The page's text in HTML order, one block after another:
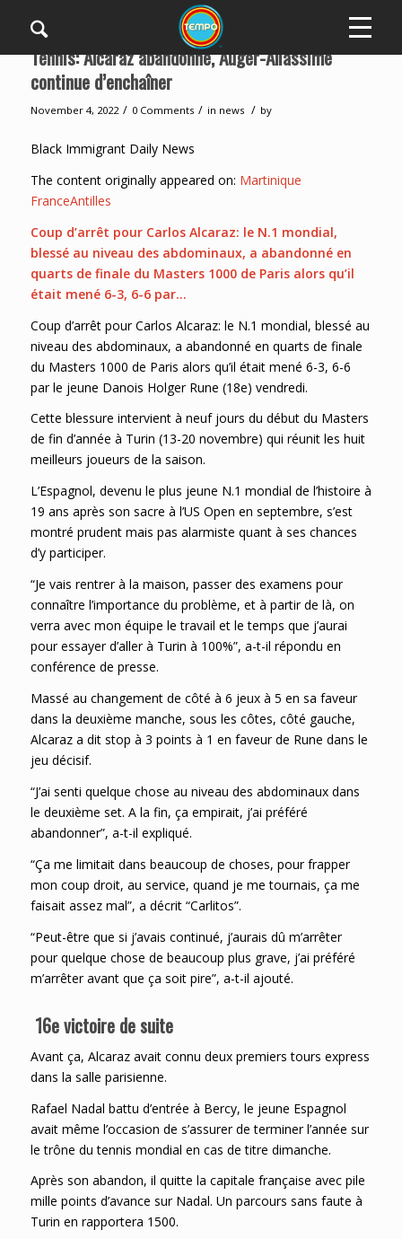
Tennis: Alcaraz abandonne, Auger-Aliassime
continue d’enchaîner
November 4, 2022 / 0 Comments / in news / by
Black Immigrant Daily News
The content originally appeared on: Martinique
FranceAntilles
Coup d’arrêt pour Carlos Alcaraz: le N.1 mondial,
blessé au niveau des abdominaux, a abandonné en
quarts de finale du Masters 1000 de Paris alors qu’il
était mené 6-3, 6-6 par…
Coup d’arrêt pour Carlos Alcaraz: le N.1 mondial, blessé au
niveau des abdominaux, a abandonné en quarts de finale
du Masters 1000 de Paris alors qu’il était mené 6-3, 6-6
par le jeune Danois Holger Rune (18e) vendredi.
Cette blessure intervient à neuf jours du début du Masters
de fin d’année à Turin (13-20 novembre) qui réunit les huit
meilleurs joueurs de la saison.
L’Espagnol, devenu le plus jeune N.1 mondial de l’histoire à
19 ans après son sacre à l’US Open en septembre, s’est
montré prudent mais pas alarmiste quant à ses chances
d’y participer.
“Je vais rentrer à la maison, passer des examens pour
connaître l’importance du problème, et à partir de là, on
verra avec mon équipe le travail et le temps que j’aurai
pour essayer d’aller à Turin à 100%”, a-t-il répondu en
conférence de presse.
Massé au changement de côté à 6 jeux à 5 en sa faveur
dans la deuxième manche, sous les côtes, côté gauche,
Alcaraz a dit stop à 3 points à 1 en faveur de Rune dans le
jeu décisif.
“J’ai senti quelque chose au niveau des abdominaux dans
le deuxième set. A la fin, ça empirait, j’ai préféré
abandonner”, a-t-il expliqué.
“Ça me limitait dans beaucoup de choses, pour frapper
mon coup droit, au service, quand je me tournais, ça me
faisait assez mal”, a décrit “Carlitos”.
“Peut-être que si j’avais continué, j’aurais dû m’arrêter
pour quelque chose de beaucoup plus grave, j’ai préféré
m’arrêter avant que ça soit pire”, a-t-il ajouté.
16e victoire de suite
Avant ça, Alcaraz avait connu deux premiers tours express
dans la salle parisienne.
Rafael Nadal battu d’entrée à Bercy, le jeune Espagnol
avait même l’occasion de s’assurer de terminer l’année sur
le trône du tennis mondial en cas de titre dimanche.
Après son abandon, il quitte la capitale française avec pile
mille points d’avance sur Nadal. Un parcours sans faute à
Turin en rapportera 1500.